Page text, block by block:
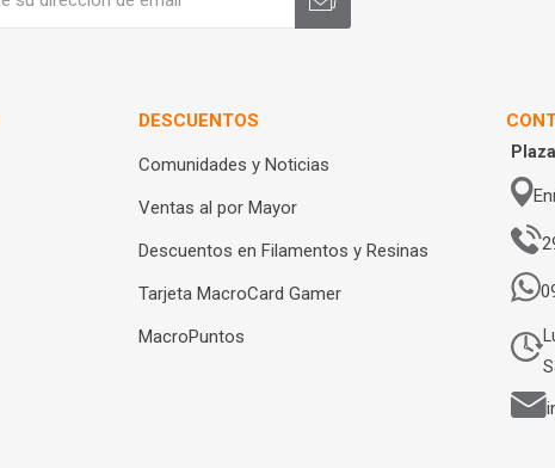
DESCUENTOS
Comunidades y Noticias
Ventas al por Mayor
Descuentos en Filamentos y Resinas
Tarjeta MacroCard Gamer
MacroPuntos